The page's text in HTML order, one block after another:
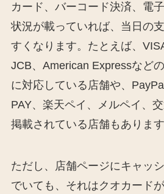
カード、バーコード決済、電
状況が載っていれば、当日の
すくなります。たとえば、
JCB、American Expressなど
に対応している店舗や、
PAY、楽天ペイ、メルペイ、
掲載されている店舗もあります
ただし、店舗ページにキャッ
でいても、それはクオカード